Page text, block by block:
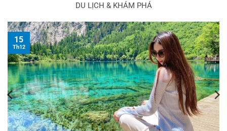
DU LỊCH & KHÁM PHÁ
15
Th12